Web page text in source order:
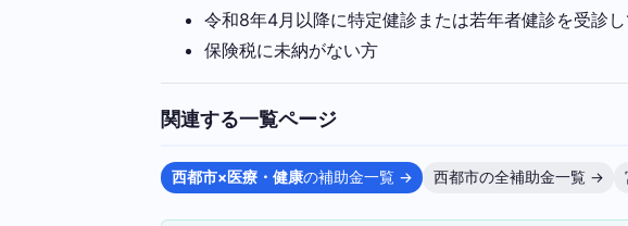
令和8年4月以降に特定健診または若年者健診を受診
保険税に未納がない方
関連する一覧ページ
西都市×医療・健康の補助金一覧 → 西都市の全補助金一覧 →